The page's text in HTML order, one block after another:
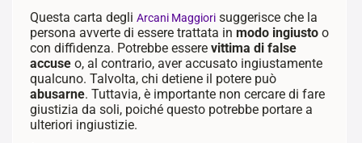
Questa carta degli Arcani Maggiorisuggerisce che la
persona avverte di essere trattata in modo ingiustoo
con diffidenza. Potrebbe essere vittima di false
accuseo, al contrario, aver accusato ingiustamente
qualcuno. Talvolta, chi detiene il potere può
abusarne. Tuttavia, è importante non cercare di fare
giustizia da soli, poiché questo potrebbe portare a
ulteriori ingiustizie.